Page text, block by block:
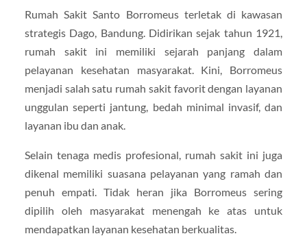
Rumah Sakit Santo Borromeus terletak di kawasan
strategis Dago, Bandung. Didirikan sejak tahun 1921,
rumah sakit ini memiliki sejarah panjang dalam
pelayanan kesehatan masyarakat. Kini, Borromeus
menjadi salah satu rumah sakit favorit dengan layanan
unggulan seperti jantung, bedah minimal invasif, dan
layanan ibu dan anak.
Selain tenaga medis profesional, rumah sakit ini juga
dikenal memiliki suasana pelayanan yang ramah dan
penuh empati. Tidak heran jika Borromeus sering
dipilih oleh masyarakat menengah ke atas untuk
mendapatkan layanan kesehatan berkualitas.